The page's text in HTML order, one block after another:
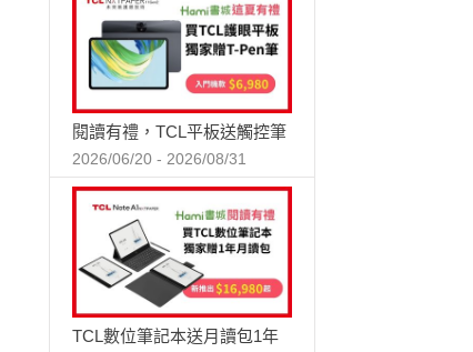
閱讀有禮，TCL平板送觸控筆
2026/06/20 - 2026/08/31
TCL數位筆記本送月讀包1年